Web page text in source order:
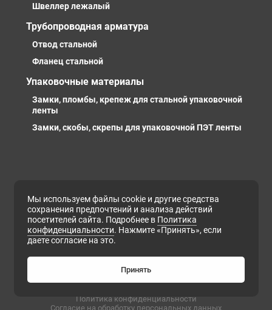
Швеллер лежалый
Трубопроводная арматура
Отвод стальной
Фланец стальной
Упаковочные материалы
Замки, пломбы, крепеж для стальной упаковочной
ленты
Замки, скобы, скрепы для упаковочной ПЭТ ленты
© 2016-2025 - ООО «Компания Ст-Ком» — это мощное
предприятие с сформированной логистической
инфраструктурой, личными базами, компетентными и
металлопрокат любых марок, типов и размеров с
доставкой в России и СНГ
ИНН 6679102638, ОГРН 1169658133171
Политика конфиденциальности
Согласие на обработку персональных данных
Мы используем файлы cookie и другие средства
сохранения предпочтений и анализа действий
посетителей сайта. Подробнее в Политика
конфиденциальности. Нажмите «Принять», если
даете согласие на это.
Принять